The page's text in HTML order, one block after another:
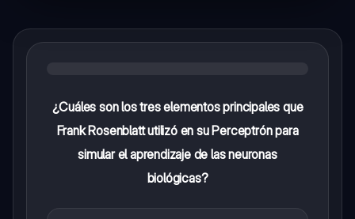
¿Cuáles son los tres elementos principales que
Frank Rosenblatt utilizó en su Perceptrón para
simular el aprendizaje de las neuronas
biológicas?